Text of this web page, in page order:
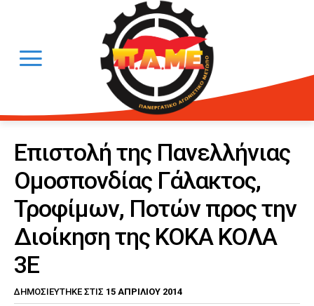
Επιστολή της Πανελλήνιας
Ομοσπονδίας Γάλακτος,
Τροφίμων, Ποτών προς την
Διοίκηση της ΚΟΚΑ ΚΟΛΑ
3Ε
ΔΗΜΟΣΙΕΎΤΗΚΕ ΣΤΙΣ 15 ΑΠΡΙΛΊΟΥ 2014